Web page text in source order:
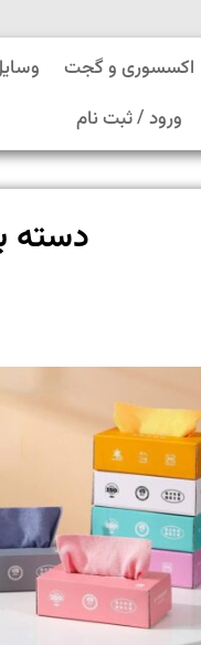
اکسسوری و گجت
ورود / ثبت نام
دسته